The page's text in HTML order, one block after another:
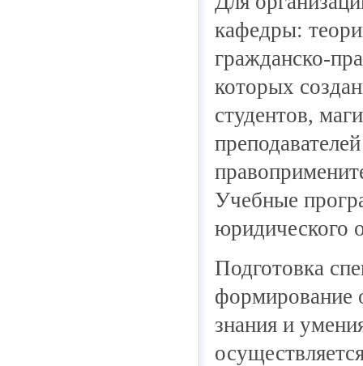
кафедры:
гражданско-
которых
студентов,
Учебные
юридического
Подготовка
формирование
знания и